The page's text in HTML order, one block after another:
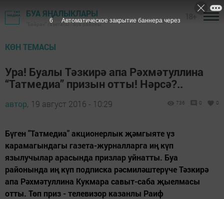
БУА ЯҢАЛЫКЛАРЫ
"Байрак" газетасы - Буа районы
КӨН ТЕМАСЫ
Ура! Буалы Тәзкирә апа Рәхмәтуллина
“Татмедиа” призын отты! Нәрсә?..
автор, 19 август 2016 - 10:29 736 0 0
Бүген "Татмедиа" акционерлык җәмгыяте үз
карамагындагы газета-журналларга иң күп
язылучылар арасында призлар уйнатты. Буа
районында иң күп подписка рәсмиләштерүче Тәзкирә
апа Рәхмәтуллина Кукмара савыт-саба җыелмасы
отты. Төп приз - телевизор казанлы Раиф
5 Автоматическое закрытие баннера через